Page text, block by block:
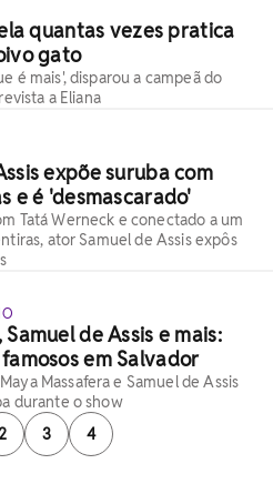
quantas vezes pratica
gato
é mais', disparou a campeã do
a Eliana
expõe suruba com
e é 'desmascarado'
Tatá Werneck e conectado a um
ator Samuel de Assis expôs
de Assis e mais:
em Salvador
Massafera e Samuel de Assis
durante o show
3 4